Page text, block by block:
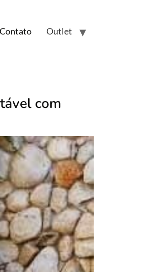
Contato Outlet
com